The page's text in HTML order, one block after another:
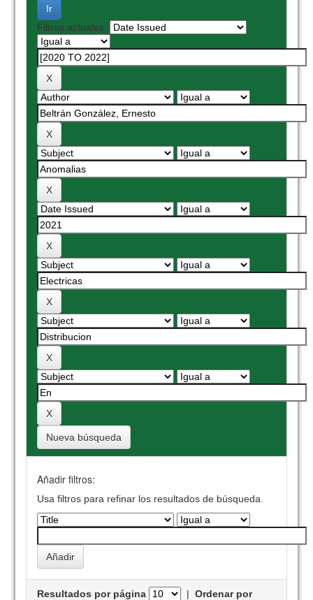
Filtros actuales:
Nueva búsqueda
Añadir filtros:
Usa filtros para refinar los resultados de búsqueda.
Resultados por página |Ordenar por